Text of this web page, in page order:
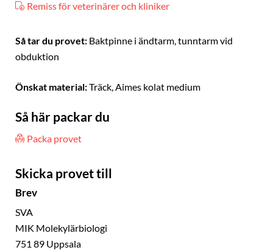
Remiss för veterinärer och kliniker
Så tar du provet: Baktpinne i ändtarm, tunntarm vid
obduktion
Önskat material:Träck, Aimes kolat medium
Så här packar du
Packa provet
Skicka provet till
Brev
SVA
MIK Molekylärbiologi
751 89 Uppsala